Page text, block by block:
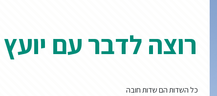
רוצה לדבר עם
כל השדות הם שדות חובה